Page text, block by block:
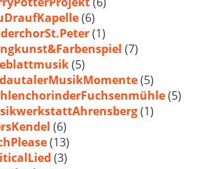
(6)
(1)
(7)
(5)
(5)
(5)
(1)
(6)
(13)
(3)